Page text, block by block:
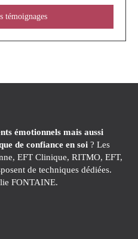
témoignages
émotionnels mais aussi
de confiance en soi ? Les
EFT Clinique, RITMO, EFT,
de techniques dédiées.
FONTAINE.